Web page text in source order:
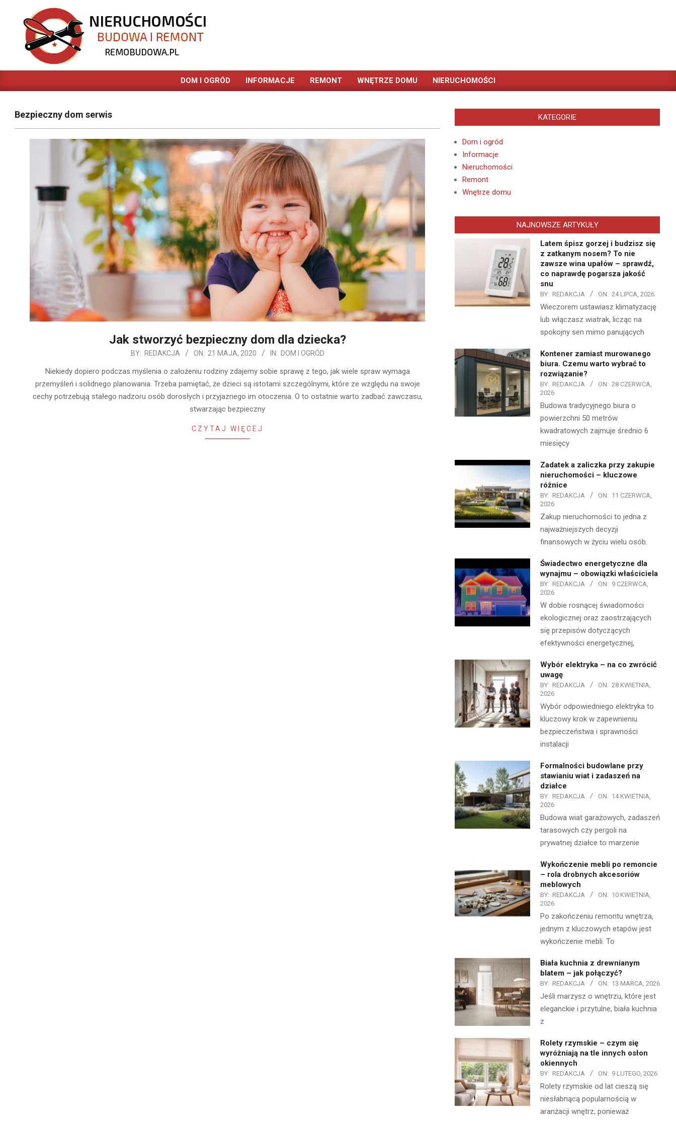
content
REMOBUDOWA.PL
Primary
DOM I OGRÓD INFORMACJE REMONT WNĘTRZE DOMU NIERUCHOMOŚCI
Bezpieczny dom serwis
Jak stworzyć bezpieczny dom dla dziecka?
BY: REDAKCJA ON: 21 MAJA, 2020 IN: DOM I OGRÓD
Niekiedy dopiero podczas myślenia o założeniu rodziny zdajemy sobie sprawę z tego, jak wiele spraw wymaga
przemyśleń i solidnego planowania. Trzeba pamiętać, że dzieci są istotami szczególnymi, które ze względu na swoje
cechy potrzebują stałego nadzoru osób dorosłych i przyjaznego im otoczenia. O to ostatnie warto zadbać zawczasu,
stwarzając bezpieczny
CZYTAJ WIĘCEJ
KATEGORIE
Dom i ogród
Informacje
Nieruchomości
Remont
Wnętrze domu
NAJNOWSZE ARTYKUŁY
Latem śpisz gorzej i budzisz się
z zatkanym nosem? To nie
zawsze wina upałów – sprawdź,
co naprawdę pogarsza jakość
snu
BY: REDAKCJA ON: 24 LIPCA, 2026
Wieczorem ustawiasz klimatyzację
lub włączasz wiatrak, licząc na
spokojny sen mimo panujących
Kontener zamiast murowanego
biura. Czemu warto wybrać to
rozwiązanie?
BY: REDAKCJA ON: 28 CZERWCA,
2026
Budowa tradycyjnego biura o
powierzchni 50 metrów
kwadratowych zajmuje średnio 6
miesięcy
Zadatek a zaliczka przy zakupie
nieruchomości – kluczowe
różnice
BY: REDAKCJA ON: 11 CZERWCA,
2026
Zakup nieruchomości to jedna z
najważniejszych decyzji
finansowych w życiu wielu osób.
Świadectwo energetyczne dla
wynajmu – obowiązki właściciela
BY: REDAKCJA ON: 9 CZERWCA,
2026
W dobie rosnącej świadomości
ekologicznej oraz zaostrzających
się przepisów dotyczących
efektywności energetycznej,
Wybór elektryka – na co zwrócić
uwagę
BY: REDAKCJA ON: 28 KWIETNIA,
2026
Wybór odpowiedniego elektryka to
kluczowy krok w zapewnieniu
bezpieczeństwa i sprawności
instalacji
Formalności budowlane przy
stawianiu wiat i zadaszeń na
działce
BY: REDAKCJA ON: 14 KWIETNIA,
2026
Budowa wiat garażowych, zadaszeń
tarasowych czy pergoli na
prywatnej działce to marzenie
Wykończenie mebli po remoncie
– rola drobnych akcesoriów
meblowych
BY: REDAKCJA ON: 10 KWIETNIA,
2026
Po zakończeniu remontu wnętrza,
jednym z kluczowych etapów jest
wykończenie mebli. To
Biała kuchnia z drewnianym
blatem – jak połączyć?
BY: REDAKCJA ON: 13 MARCA, 2026
Jeśli marzysz o wnętrzu, które jest
eleganckie i przytulne, biała kuchnia
z
Rolety rzymskie – czym się
wyróżniają na tle innych osłon
okiennych
BY: REDAKCJA ON: 9 LUTEGO, 2026
Rolety rzymskie od lat cieszą się
niesłabnącą popularnością w
aranżacji wnętrz, ponieważ